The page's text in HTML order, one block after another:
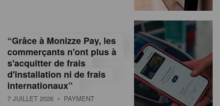
“Grâce à Monizze Pay, les
commerçants n'ont plus à
s'acquitter de frais
d'installation ni de frais
internationaux”
7 JUILLET 2026 • PAYMENT